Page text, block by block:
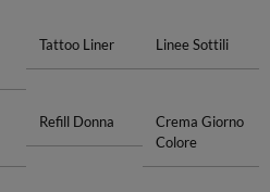
Tattoo Liner Linee Sottili
Refill Donna
Crema Giorno
Colore